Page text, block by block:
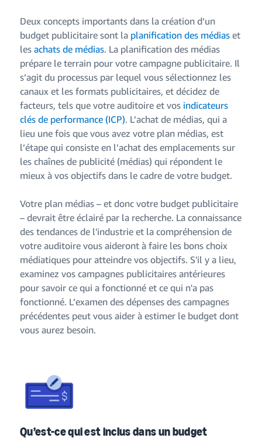
Deux concepts importants dans la création d’un
budget publicitaire sont la planification des médias et
les achats de médias. La planification des médias
prépare le terrain pour votre campagne publicitaire. Il
s’agit du processus par lequel vous sélectionnez les
canaux et les formats publicitaires, et décidez de
facteurs, tels que votre auditoire et vos indicateurs
clés de performance (ICP). L’achat de médias, qui a
lieu une fois que vous avez votre plan médias, est
l’étape qui consiste en l’achat des emplacements sur
les chaînes de publicité (médias) qui répondent le
mieux à vos objectifs dans le cadre de votre budget.
Votre plan médias – et donc votre budget publicitaire
– devrait être éclairé par la recherche. La connaissance
des tendances de l'industrie et la compréhension de
votre auditoire vous aideront à faire les bons choix
médiatiques pour atteindre vos objectifs. S'il y a lieu,
examinez vos campagnes publicitaires antérieures
pour savoir ce qui a fonctionné et ce qui n'a pas
fonctionné. L’examen des dépenses des campagnes
précédentes peut vous aider à estimer le budget dont
vous aurez besoin.
Qu’est-ce qui est inclus dans un budget